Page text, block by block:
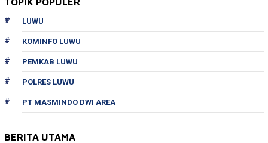
LUWU
KOMINFO LUWU
PEMKAB LUWU
POLRES LUWU
PT MASMINDO DWI AREA
BERITA UTAMA